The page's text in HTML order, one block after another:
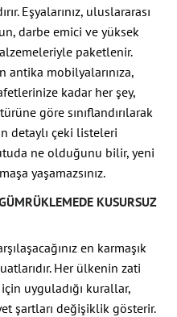
Eşyalarınız, uluslararası
darbe emici ve yüksek
paketlenir.
antika mobilyalarınıza,
kadar her şey,
göre sınıflandırılarak
detaylı çeki listeleri
ne olduğunu bilir, yeni
yaşamazsınız.
KUSURSUZ
en karmaşık
Her ülkenin zati
uyguladığı kurallar,
şartları değişiklik gösterir.